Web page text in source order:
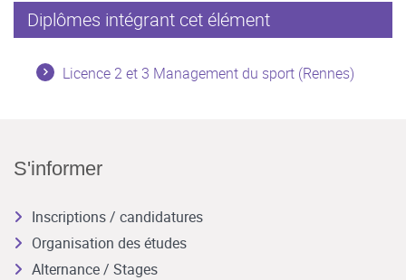
Diplômes intégrant cet élément
Licence 2 et 3 Management du sport (Rennes)
S'informer
Inscriptions / candidatures
Organisation des études
Alternance / Stages